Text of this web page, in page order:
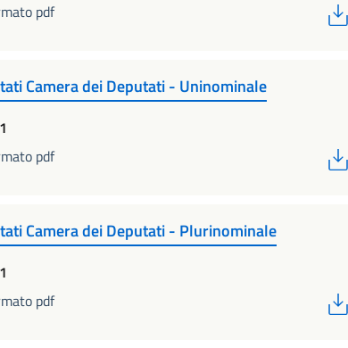
pdf
Camera dei Deputati - Uninominale
pdf
Camera dei Deputati - Plurinominale
pdf